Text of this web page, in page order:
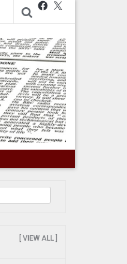
Facebook
[ VIEW ALL ]